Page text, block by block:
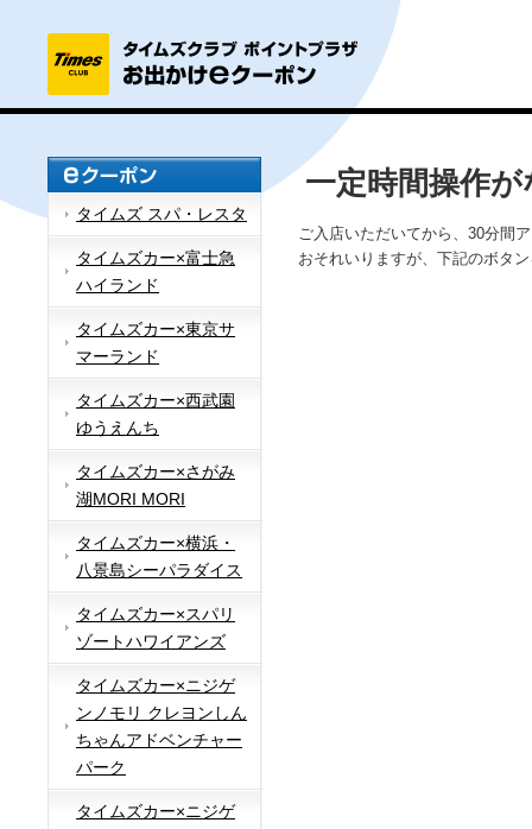
タイムズ スパ・レスタ
タイムズカー×富士急
ハイランド
タイムズカー×東京サ
マーランド
タイムズカー×西武園
ゆうえんち
タイムズカー×さがみ
湖MORI MORI
タイムズカー×横浜・
八景島シーパラダイス
タイムズカー×スパリ
ゾートハワイアンズ
タイムズカー×ニジゲ
ンノモリ クレヨンしん
ちゃんアドベンチャー
パーク
タイムズカー×ニジゲ
一定時間操作
ご入店いただいてから、30分間
おそれいりますが、下記のボタ